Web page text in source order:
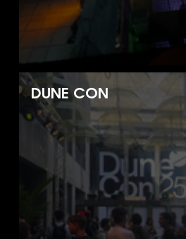
DUNE CON